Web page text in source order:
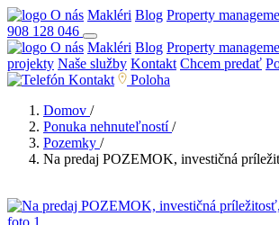
O nás Makléri Blog Property
908 128 046
O nás Makléri Blog Property
projekty Naše služby Kontakt Chcem predať
Kontakt
Poloha
Domov /
Ponuka nehnuteľností /
Pozemky /
Na predaj POZEMOK, investičná